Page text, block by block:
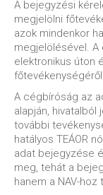
A bejegyzési
megjelölni
azok mindenkor
megjelölésével.
elektronikus úton
A cégbíróság az
alapján,
további
hatályos TEÁOR
adat bejegyzése
meg, tehát a
hanem a NAV-